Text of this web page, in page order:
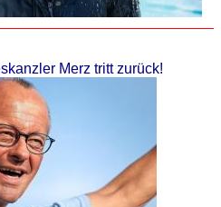
Merz tritt zurück!